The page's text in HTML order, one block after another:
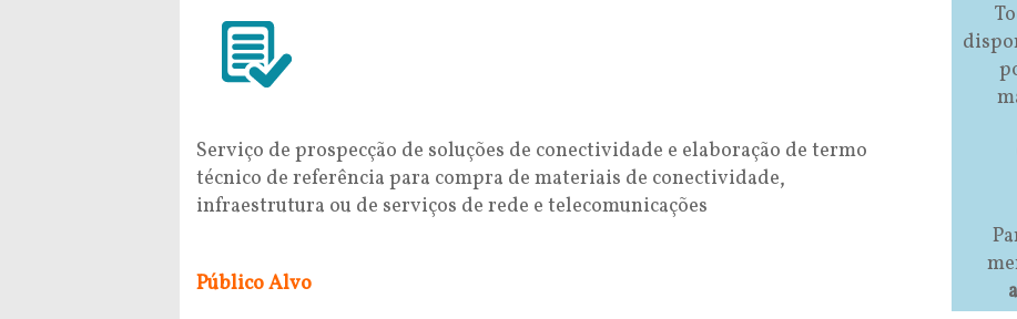
Serviço de prospecção de soluções de conectividade e elaboração de termo
técnico de referência para compra de materiais de conectividade,
infraestrutura ou de serviços de rede e telecomunicações
Público Alvo